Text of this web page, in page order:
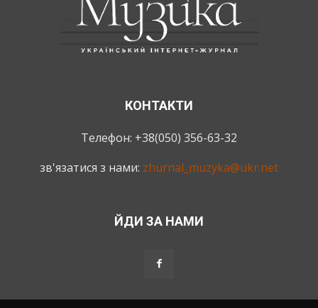
КОНТАКТИ
Телефон: +38(050) 356-63-32
зв'язатися з нами: zhurnal_muzyka@ukr.net
ЙДИ ЗА НАМИ